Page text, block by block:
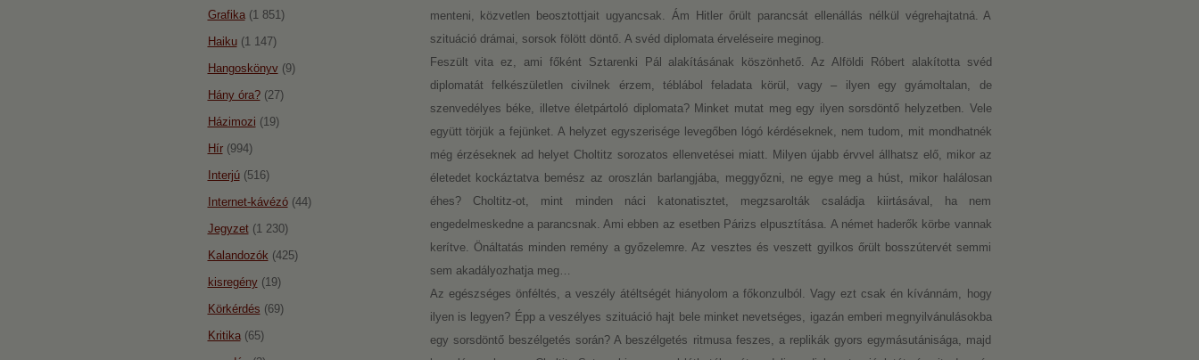
menteni, közvetlen beosztottjait ugyancsak. Ám Hitler őrült parancsát ellenállás nélkül végrehajtatná. A
szituáció drámai, sorsok fölött döntő. A svéd diplomata érveléseire meginog.
Feszült vita ez, ami főként Sztarenki Pál alakításának köszönhető. Az Alföldi Róbert alakította svéd
diplomatát felkészületlen civilnek érzem, téblábol feladata körül, vagy – ilyen egy gyámoltalan, de
szenvedélyes béke, illetve életpártoló diplomata? Minket mutat meg egy ilyen sorsdöntő helyzetben. Vele
együtt törjük a fejünket. A helyzet egyszerisége levegőben lógó kérdéseknek, nem tudom, mit mondhatnék
még érzéseknek ad helyet Choltitz sorozatos ellenvetései miatt. Milyen újabb érvvel állhatsz elő, mikor az
életedet kockáztatva bemész az oroszlán barlangjába, meggyőzni, ne egye meg a húst, mikor halálosan
éhes? Choltitz-ot, mint minden náci katonatisztet, megzsarolták családja kiirtásával, ha nem
engedelmeskedne a parancsnak. Ami ebben az esetben Párizs elpusztítása. A német haderők körbe vannak
kerítve. Önáltatás minden remény a győzelemre. Az vesztes és veszett gyilkos őrült bosszútervét semmi
sem akadályozhatja meg…
Az egészséges önféltés, a veszély átéltségét hiányolom a főkonzulból. Vagy ezt csak én kívánnám, hogy
ilyen is legyen? Épp a veszélyes szituáció hajt bele minket nevetséges, igazán emberi megnyilvánulásokba
egy sorsdöntő beszélgetés során? A beszélgetés ritmusa feszes, a replikák gyors egymásutánisága, majd
Grafika(1 851)
Haiku(1 147)
Hangoskönyv(9)
Hány óra?(27)
Házimozi (19)
Hír(994)
Interjú(516)
Internet-kávézó(44)
Jegyzet(1 230)
Kalandozók (425)
kisregény(19)
Körkérdés (69)
Kritika(65)